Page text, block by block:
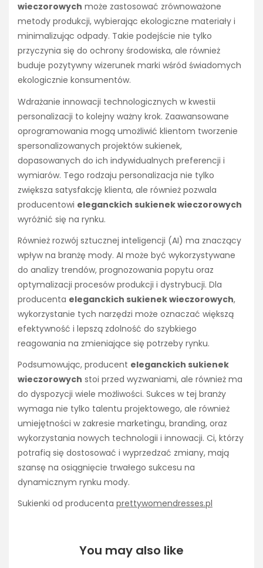
wieczorowych może zastosować zrównoważone
metody produkcji, wybierając ekologiczne materiały i
minimalizując odpady. Takie podejście nie tylko
przyczynia się do ochrony środowiska, ale również
buduje pozytywny wizerunek marki wśród świadomych
ekologicznie konsumentów.
Wdrażanie innowacji technologicznych w kwestii
personalizacji to kolejny ważny krok. Zaawansowane
oprogramowania mogą umożliwić klientom tworzenie
spersonalizowanych projektów sukienek,
dopasowanych do ich indywidualnych preferencji i
wymiarów. Tego rodzaju personalizacja nie tylko
zwiększa satysfakcję klienta, ale również pozwala
producentowi eleganckich sukienek wieczorowych
wyróżnić się na rynku.
Również rozwój sztucznej inteligencji (AI) ma znaczący
wpływ na branżę mody. AI może być wykorzystywane
do analizy trendów, prognozowania popytu oraz
optymalizacji procesów produkcji i dystrybucji. Dla
producenta eleganckich sukienek wieczorowych,
wykorzystanie tych narzędzi może oznaczać większą
efektywność i lepszą zdolność do szybkiego
reagowania na zmieniające się potrzeby rynku.
Podsumowując, producent eleganckich sukienek
wieczorowych stoi przed wyzwaniami, ale również ma
do dyspozycji wiele możliwości. Sukces w tej branży
wymaga nie tylko talentu projektowego, ale również
umiejętności w zakresie marketingu, branding, oraz
wykorzystania nowych technologii i innowacji. Ci, którzy
potrafią się dostosować i wyprzedzać zmiany, mają
szansę na osiągnięcie trwałego sukcesu na
dynamicznym rynku mody.
Sukienki od producenta prettywomendresses.pl
You may also like